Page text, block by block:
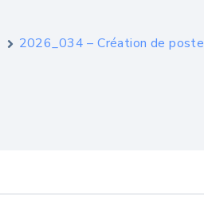
2026_034 – Création de poste